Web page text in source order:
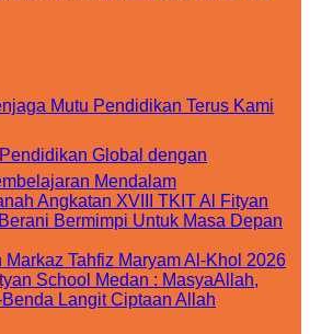
Mutu Pendidikan Terus Kami
Global dengan
Mendalam
Angkatan XVIII TKIT Al Fityan
Bermimpi Untuk Masa Depan
Markaz Tahfiz Maryam Al-Khol 2026
School Medan : MasyaAllah,
Langit Ciptaan Allah